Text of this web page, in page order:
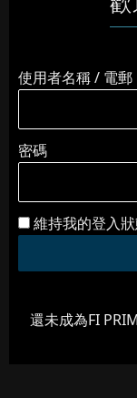
使用者名稱 / 電郵
密碼
維持我的登入
還未成為FI